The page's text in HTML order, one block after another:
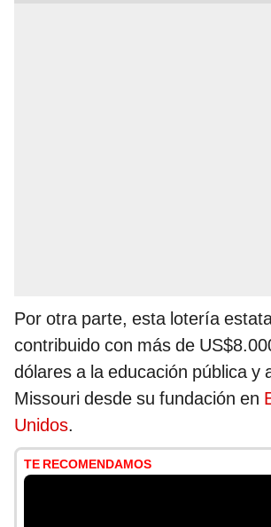
Por otra parte, esta lotería
contribuido con más de
dólares a la educación pública y
Missouri desde su fundación en
Unidos.
TE RECOMENDAMOS